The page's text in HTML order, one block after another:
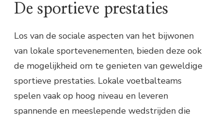
De sportieve prestaties
Los van de sociale aspecten van het bijwonen
van lokale sportevenementen, bieden deze ook
de mogelijkheid om te genieten van geweldige
sportieve prestaties. Lokale voetbalteams
spelen vaak op hoog niveau en leveren
spannende en meeslepende wedstrijden die